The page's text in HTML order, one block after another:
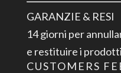
GARANZIE & RESI
14 giorni per
e restituire i prodotti
CUSTOMERS